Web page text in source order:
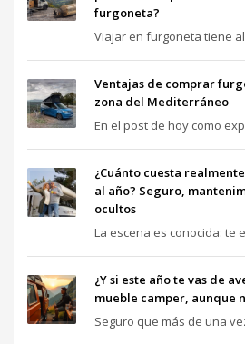
furgoneta?
Viajar en furgoneta tiene
Ventajas de comprar
zona del Mediterráneo
En el post de hoy como
¿Cuánto cuesta
al año? Seguro,
ocultos
La escena es conocida: te
¿Y si este año te vas de
mueble camper, aunque
Seguro que más de una